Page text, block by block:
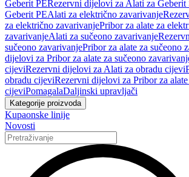
Geberit PERezervni dijelovi za Alati za Geberit
Geberit PEAlati za električno zavarivanje
za električno zavarivanjePribor za alate za
zavarivanjeAlati za sučeono zavarivanje
sučeono zavarivanjePribor za alate za sučeono
dijelovi za Pribor za alate za sučeono
cijeviRezervni dijelovi za Alati za obradu cijevi
obradu cijeviRezervni dijelovi za Pribor za alate
cijeviPomagalaDaljinski upravljači
Kategorije proizvoda
Kupaonske linije
Novosti